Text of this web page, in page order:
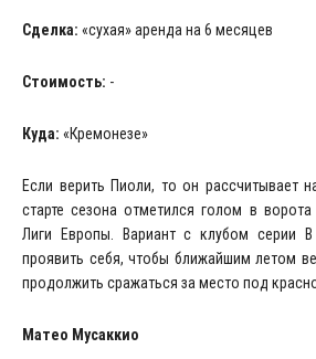
Сделка: «сухая» аренда на 6 месяцев
Стоимость: -
Куда: «Кремонезе»
Если верить Пиоли, то он рассчитывает
старте сезона отметился голом в
Лиги Европы. Вариант с клубом серии
проявить себя, чтобы ближайшим летом
продолжить сражаться за место под
Матео Мусаккио